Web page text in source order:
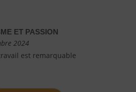
ET PASSION
2024
est remarquable